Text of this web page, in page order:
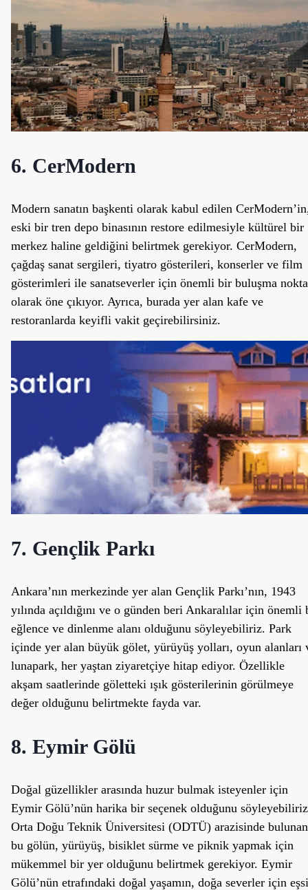
6. CerModern
Modern sanatın başkenti olarak kabul edilen
eski bir tren depo binasının restore edilmesiyle kültürel bir
merkez haline geldiğini belirtmek gerekiyor. CerModern,
çağdaş sanat sergileri, tiyatro gösterileri, konserler ve film
gösterimleri ile sanatseverler için önemli bir buluşma
olarak öne çıkıyor. Ayrıca, burada yer alan kafe ve
restoranlarda keyifli vakit geçirebilirsiniz.
7. Gençlik Parkı
Ankara’nın merkezinde yer alan Gençlik Parkı’nın, 1943
yılında açıldığını ve o günden beri Ankaralılar için önemli
eğlence ve dinlenme alanı olduğunu söyleyebiliriz. Park
içinde yer alan büyük gölet, yürüyüş yolları, oyun alanları
lunapark, her yaştan ziyaretçiye hitap ediyor. Özellikle
akşam saatlerinde göletteki ışık gösterilerinin görülmeye
değer olduğunu belirtmekte fayda var.
8. Eymir Gölü
Doğal güzellikler arasında huzur bulmak isteyenler için
Eymir Gölü’nün harika bir seçenek olduğunu
Orta Doğu Teknik Üniversitesi (ODTÜ) arazisinde bulunan
bu gölün, yürüyüş, bisiklet sürme ve piknik yapmak için
mükemmel bir yer olduğunu belirtmek gerekiyor. Eymir
Gölü’nün etrafındaki doğal yaşamın, doğa severler için